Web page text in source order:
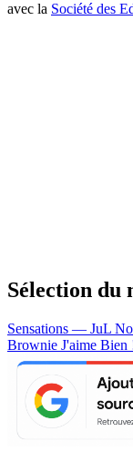
avec la Société des
Sélection du
Sensations — JuL
Brownie J'aime